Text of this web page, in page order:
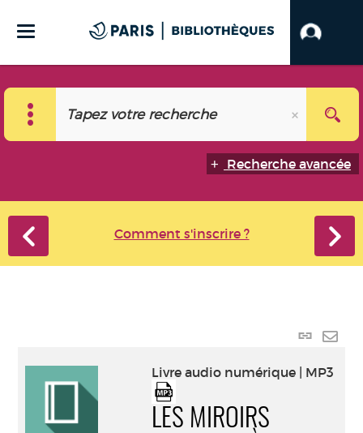
Recherche avancée
Comment s'inscrire ?
Lien
par
Livre audio numérique | MP3
LES MIROIRS